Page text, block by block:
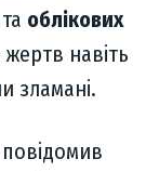
та облікових
навіть
зламані.
повідомив